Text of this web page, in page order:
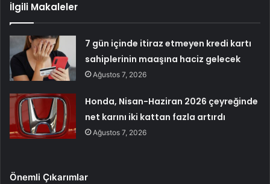
İlgili Makaleler
7 gün içinde itiraz etmeyen kredi kartı
sahiplerinin maaşına haciz gelecek
Ağustos 7, 2026
Honda, Nisan-Haziran 2026 çeyreğinde
net karını iki kattan fazla artırdı
Ağustos 7, 2026
Önemli Çıkarımlar